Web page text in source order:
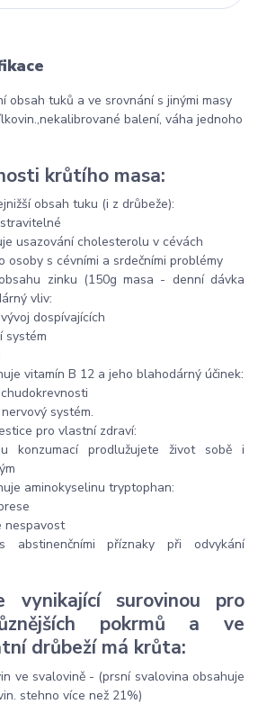
obsah tuků a ve srovnání s jinými masy
balení, váha jednoho
krůtího masa:
obsah tuku (i z drůbeže):
usazování cholesterolu v cévách
osoby s cévními a srdečními problémy
zinku (150g masa - denní dávka
vliv:
dospívajících
systém
vitamín B 12 a jeho blahodárný účinek:
systém.
pro vlastní zdraví:
konzumací prodlužujete život sobě i
aminokyselinu tryptophan:
nespavost
abstinenčními příznaky při odvykání
vynikající surovinou pro
pokrmů a ve
drůbeží má krůta:
ve svalovině - (prsní svalovina obsahuje
stehno více než 21%)